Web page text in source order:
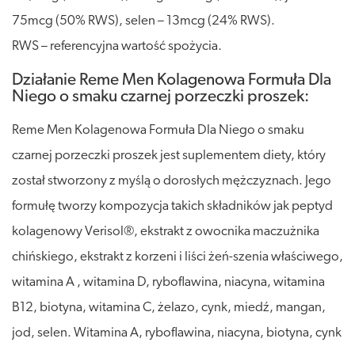
75mcg (50% RWS), selen – 13mcg (24% RWS).
RWS – referencyjna wartość spożycia.
Działanie Reme Men Kolagenowa Formuła Dla
Niego o smaku czarnej porzeczki proszek:
Reme Men Kolagenowa Formuła Dla Niego o smaku
czarnej porzeczki proszek jest suplementem diety, który
został stworzony z myślą o dorosłych mężczyznach. Jego
formułę tworzy kompozycja takich składników jak peptyd
kolagenowy Verisol®, ekstrakt z owocnika maczużnika
chińskiego, ekstrakt z korzeni i liści żeń-szenia właściwego,
witamina A , witamina D, ryboflawina, niacyna, witamina
B12, biotyna, witamina C, żelazo, cynk, miedź, mangan,
jod, selen. Witamina A, ryboflawina, niacyna, biotyna, cynk